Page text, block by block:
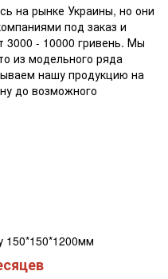
на рынке Украины, но они
под заказ и
3000 - 10000 гривень. Мы
из модельного ряда
нашу продукцию на
до возможного
150*150*1200мм